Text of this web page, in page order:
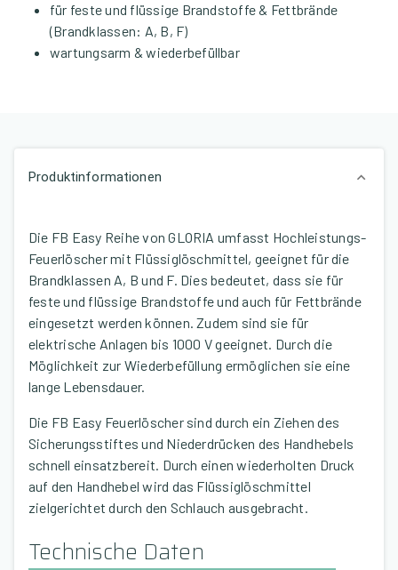
für feste und flüssige Brandstoffe & Fettbrände
(Brandklassen: A, B, F)
wartungsarm & wiederbefüllbar
Produktinformationen
Die FB Easy Reihe von GLORIA umfasst Hochleistungs-
Feuerlöscher mit Flüssiglöschmittel, geeignet für die
Brandklassen A, B und F. Dies bedeutet, dass sie für
feste und flüssige Brandstoffe und auch für Fettbrände
eingesetzt werden können. Zudem sind sie für
elektrische Anlagen bis 1000 V geeignet. Durch die
Möglichkeit zur Wiederbefüllung ermöglichen sie eine
lange Lebensdauer.
Die FB Easy Feuerlöscher sind durch ein Ziehen des
Sicherungsstiftes und Niederdrücken des Handhebels
schnell einsatzbereit. Durch einen wiederholten Druck
auf den Handhebel wird das Flüssiglöschmittel
zielgerichtet durch den Schlauch ausgebracht.
Technische Daten